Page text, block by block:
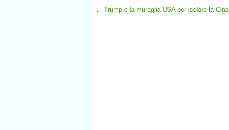
← Trump e la muraglia USA per isolare la Cina